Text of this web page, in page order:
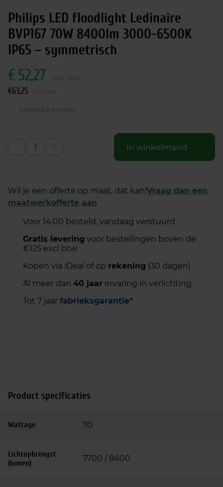
Philips LED floodlight Ledinaire
BVP167 70W 8400lm 3000-6500K
IP65 – symmetrisch
€52,27
€63,25
Levertijd 2-4 weken
In winkelmand
Wil je een offerte op maat, dat kan!Vraag dan een
maatwerkofferte aan
Voor 14:00 besteld, vandaag verstuurd
Gratis levering voor bestellingen boven de
€125 excl btw
Kopen via iDeal of op rekening (30 dagen)
Al meer dan 40 jaar ervaring in verlichting
Tot 7 jaar fabrieksgarantie*
Product specificaties
Wattage 70
Lichtopbrengst
(lumen)
7700 / 8400